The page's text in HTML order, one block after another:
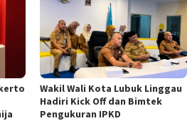
Wakil Wali Kota Lubuk Linggau
Hadiri Kick Off dan Bimtek
Pengukuran IPKD